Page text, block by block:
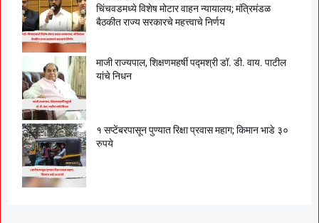
चिंचवडमध्ये विशेष मोटार वाहन न्यायालय; मंत्रिमंडळ
बैठकीत राज्य सरकारचे महत्त्वाचे निर्णय
माजी राज्यपाल, शिक्षणमहर्षी पद्मश्री डॉ. डी. वाय. पाटील
यांचे निधन
१ सप्टेंबरपासून पुण्यात रिक्षा प्रवास महाग; किमान भाडे ३०
रुपये